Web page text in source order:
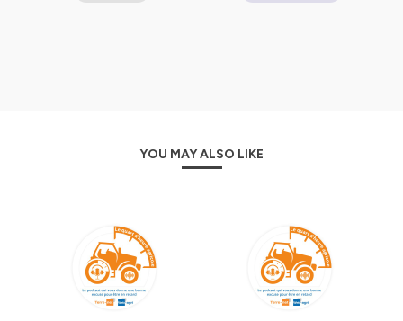
YOU MAY ALSO LIKE